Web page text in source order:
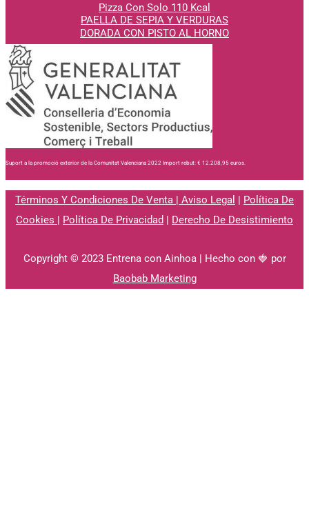
Pizza Con Solo 110 Kcal
PAELLA DE SEPIA Y VERDURAS
DORADA CON PISTO AL HORNO
Suport a la promoció exterior de la Comunitat Valenciana 2022 Import rebut: € 12.208,95 euros.
Términos Y Condiciones De Venta | Aviso Legal | Política De
Cookies | Política De Privacidad | Derecho De Desistimiento
Copyright © 2023 Entrena con Ainhoa | Hecho con 🍓 por
Baobab Marketing